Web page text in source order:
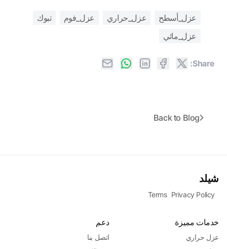
عزل_أسطح عزل_حراري عزل_فوم
تبوك
عزل_مائي
Share:
Back to Blog
شيلد
Terms Privacy Policy
خدمات مميزة
عزل حراري
دعم
اتصل بنا